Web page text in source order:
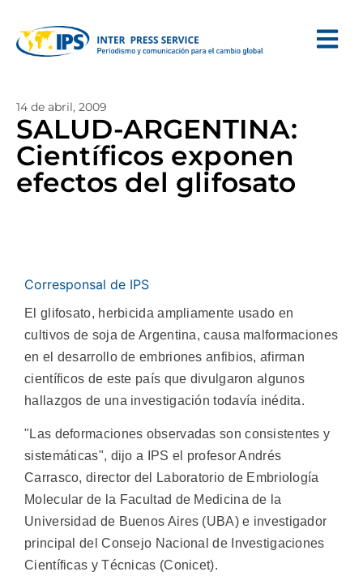
14 de abril, 2009
SALUD-ARGENTINA:
Científicos exponen
efectos del glifosato
Corresponsal de IPS
El glifosato, herbicida ampliamente usado en
cultivos de soja de Argentina, causa malformaciones
en el desarrollo de embriones anfibios, afirman
científicos de este país que divulgaron algunos
hallazgos de una investigación todavía inédita.
"Las deformaciones observadas son consistentes y
sistemáticas", dijo a IPS el profesor Andrés
Carrasco, director del Laboratorio de Embriología
Molecular de la Facultad de Medicina de la
Universidad de Buenos Aires (UBA) e investigador
principal del Consejo Nacional de Investigaciones
Científicas y Técnicas (Conicet).